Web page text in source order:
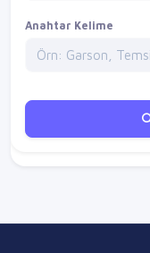
Anahtar Kelime